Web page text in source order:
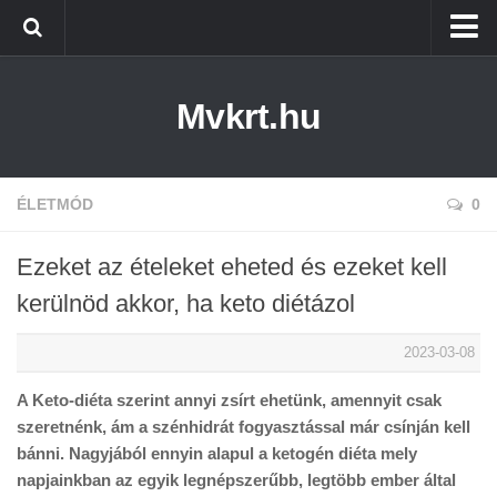
Tiszaújváros
Kazincbarcika
Mvkrt.hu
ÉLETMÓD 0
Ezeket az ételeket eheted és ezeket kell
kerülnöd akkor, ha keto diétázol
2023-03-08
A Keto-diéta szerint annyi zsírt ehetünk, amennyit csak
szeretnénk, ám a szénhidrát fogyasztással már csínján kell
bánni. Nagyjából ennyin alapul a ketogén diéta mely
napjainkban az egyik legnépszerűbb, legtöbb ember által